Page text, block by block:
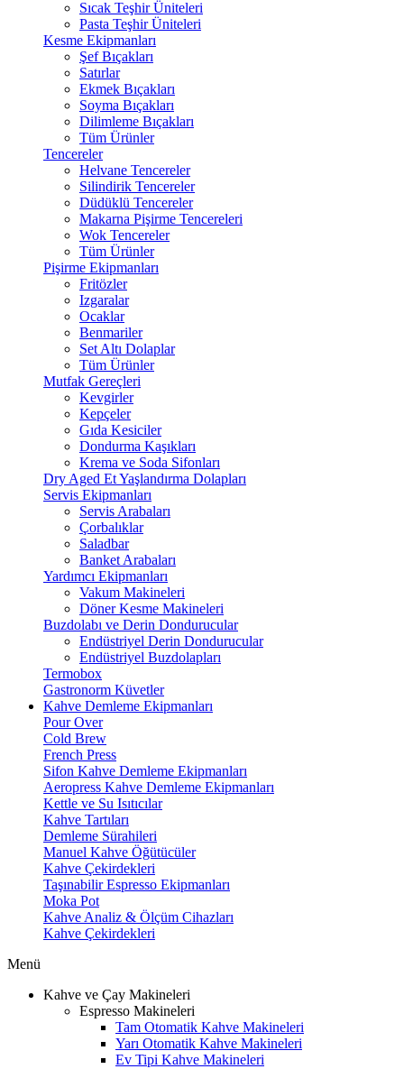
Sıcak Teşhir Üniteleri
Pasta Teşhir Üniteleri
Kesme Ekipmanları
Şef Bıçakları
Satırlar
Ekmek Bıçakları
Soyma Bıçakları
Dilimleme Bıçakları
Tüm Ürünler
Tencereler
Helvane Tencereler
Silindirik Tencereler
Düdüklü Tencereler
Makarna Pişirme Tencereleri
Wok Tencereler
Tüm Ürünler
Pişirme Ekipmanları
Fritözler
Izgaralar
Ocaklar
Benmariler
Set Altı Dolaplar
Tüm Ürünler
Mutfak Gereçleri
Kevgirler
Kepçeler
Gıda Kesiciler
Dondurma Kaşıkları
Krema ve Soda Sifonları
Dry Aged Et Yaşlandırma Dolapları
Servis Ekipmanları
Servis Arabaları
Çorbalıklar
Saladbar
Banket Arabaları
Yardımcı Ekipmanları
Vakum Makineleri
Döner Kesme Makineleri
Buzdolabı ve Derin Dondurucular
Endüstriyel Derin Dondurucular
Endüstriyel Buzdolapları
Termobox
Gastronorm Küvetler
Kahve Demleme Ekipmanları
Pour Over
Cold Brew
French Press
Sifon Kahve Demleme Ekipmanları
Aeropress Kahve Demleme Ekipmanları
Kettle ve Su Isıtıcılar
Kahve Tartıları
Demleme Sürahileri
Manuel Kahve Öğütücüler
Kahve Çekirdekleri
Taşınabilir Espresso Ekipmanları
Moka Pot
Kahve Analiz & Ölçüm Cihazları
Kahve Çekirdekleri
Menü
Kahve ve Çay Makineleri
Espresso Makineleri
Tam Otomatik Kahve Makineleri
Yarı Otomatik Kahve Makineleri
Ev Tipi Kahve Makineleri